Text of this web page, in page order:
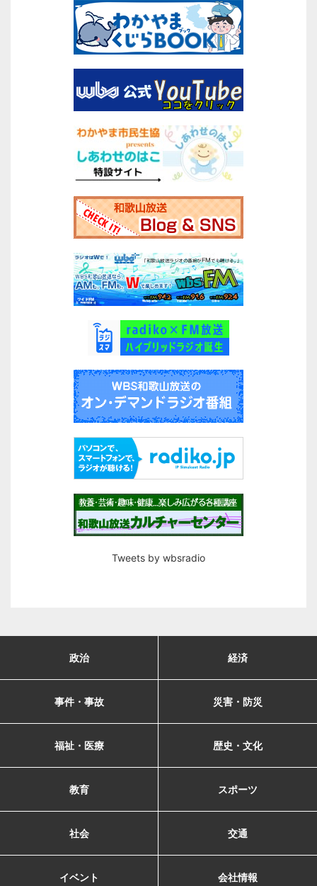
Tweets by wbsradio
政治 経済
事件・事故 災害・防災
福祉・医療 歴史・文化
教育 スポーツ
社会 交通
イベント 会社情報